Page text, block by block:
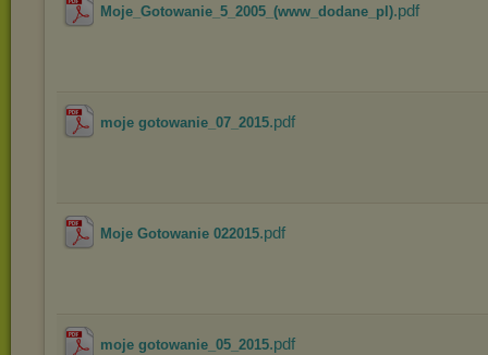
Moje_Gotowanie_5_2005_(www_dodane_pl).pdf
moje gotowanie_07_2015.pdf
Moje Gotowanie 022015.pdf
moje gotowanie_05_2015.pdf